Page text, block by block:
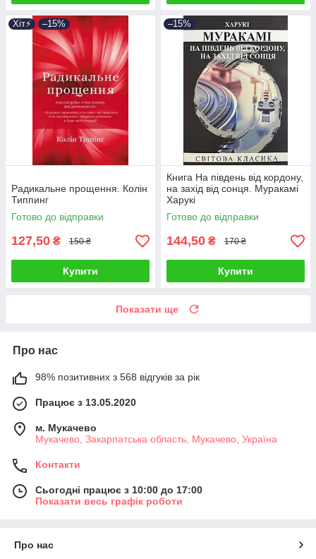
Хіт⚡️ –15%
Радикальне прощення. Колін
Типпинг
Готово до відправки
127,50 ₴ 150 ₴
Купити
–15%
Книга На південь від кордону,
на захід від сонця. Муракамі
Харукі
Готово до відправки
144,50 ₴ 170 ₴
Купити
Показати ще
Про нас
98% позитивних з 568 відгуків за рік
Працює з 13.05.2020
м. Мукачево
Мукачево, Закарпатська область, Мукачево, Україна
Контакти
Сьогодні працює з 10:00 до 17:00
Показати весь графік роботи
Про нас